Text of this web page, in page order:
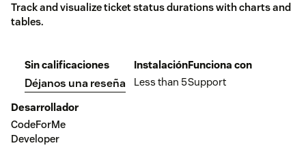
Track and visualize ticket status durations with charts and
tables.
Sin calificaciones
Déjanos una reseña
Instalación
Less than 5
Funciona con
Support
Desarrollador
CodeForMe
Developer